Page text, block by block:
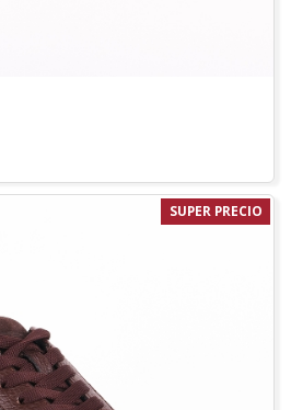
SUPER PRECIO